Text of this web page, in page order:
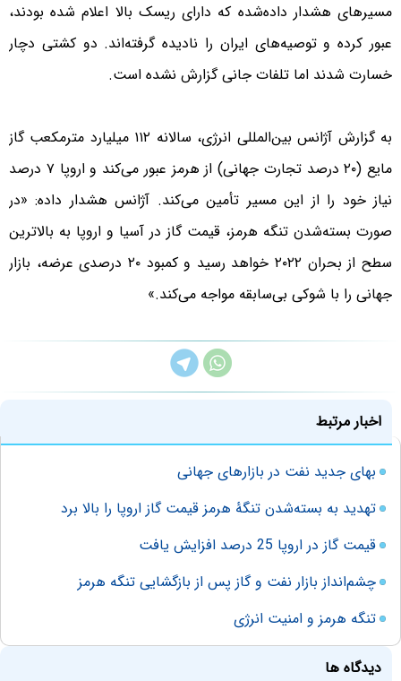
مسیرهای هشدار داده‌شده که دارای ریسک بالا اعلام شده بودند،
عبور کرده و توصیه‌های ایران را نادیده گرفته‌اند. دو کشتی دچار
خسارت شدند اما تلفات جانی گزارش نشده است.
به گزارش آژانس بین‌المللی انرژی، سالانه ۱۱۲ میلیارد مترمکعب گاز
مایع (۲۰ درصد تجارت جهانی) از هرمز عبور می‌کند و اروپا ۷ درصد
نیاز خود را از این مسیر تأمین می‌کند. آژانس هشدار داده: «در
صورت بسته‌شدن تنگه هرمز، قیمت گاز در آسیا و اروپا به بالاترین
سطح از بحران ۲۰۲۲ خواهد رسید و کمبود ۲۰ درصدی عرضه، بازار
جهانی را با شوکی بی‌سابقه مواجه می‌کند.»
اخبار مرتبط
بهای جدید نفت در بازارهای جهانی
تهدید به بسته‌شدن تنگۀ هرمز قیمت گاز اروپا را بالا برد
قیمت گاز در اروپا 25 درصد افزایش یافت
چشم‌انداز بازار نفت و گاز پس از بازگشایی تنگه هرمز
تنگه هرمز و امنیت انرژی
دیدگاه ها